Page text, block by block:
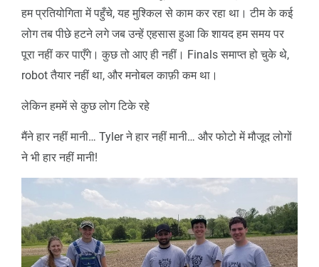
हम प्रतियोगिता में पहुँचे, यह मुश्किल से काम कर रहा था। टीम के कई
लोग तब पीछे हटने लगे जब उन्हें एहसास हुआ कि शायद हम समय पर
पूरा नहीं कर पाएँगे। कुछ तो आए ही नहीं। Finals समाप्त हो चुके थे,
robot तैयार नहीं था, और मनोबल काफ़ी कम था।
लेकिन हममें से कुछ लोग टिके रहे
मैंने हार नहीं मानी… Tyler ने हार नहीं मानी… और फोटो में मौजूद लोगों
ने भी हार नहीं मानी!